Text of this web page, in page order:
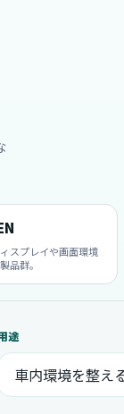
スプレイや画面環境
品群。
途